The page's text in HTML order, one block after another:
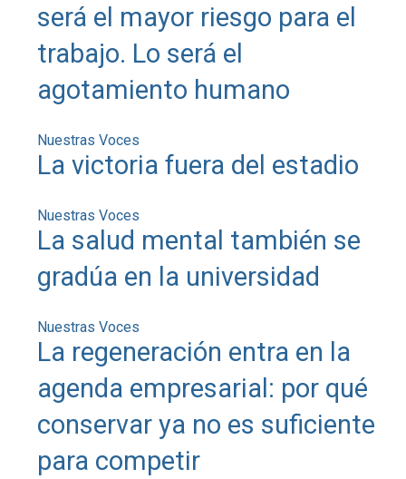
será el mayor riesgo para el
trabajo. Lo será el
agotamiento humano
Nuestras Voces
La victoria fuera del estadio
Nuestras Voces
La salud mental también se
gradúa en la universidad
Nuestras Voces
La regeneración entra en la
agenda empresarial: por qué
conservar ya no es suficiente
para competir